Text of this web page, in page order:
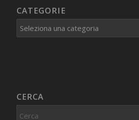
CATEGORIE
Categorie
CERCA